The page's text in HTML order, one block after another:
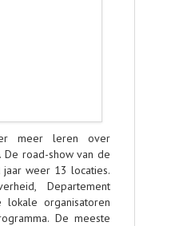
meer leren over
road-show van de
weer 13 locaties.
Departement
organisatoren
De meeste